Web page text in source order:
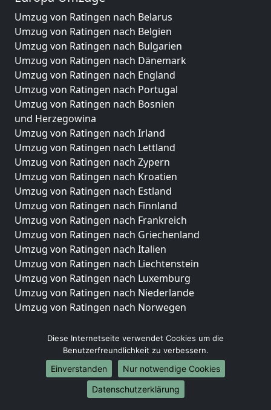
Umzug von Ratingen nach Belarus
Umzug von Ratingen nach Belgien
Umzug von Ratingen nach Bulgarien
Umzug von Ratingen nach Dänemark
Umzug von Ratingen nach England
Umzug von Ratingen nach Portugal
Umzug von Ratingen nach Bosnien
und Herzegowina
Umzug von Ratingen nach Irland
Umzug von Ratingen nach Lettland
Umzug von Ratingen nach Zypern
Umzug von Ratingen nach Kroatien
Umzug von Ratingen nach Estland
Umzug von Ratingen nach Finnland
Umzug von Ratingen nach Frankreich
Umzug von Ratingen nach Griechenland
Umzug von Ratingen nach Italien
Umzug von Ratingen nach Liechtenstein
Umzug von Ratingen nach Luxemburg
Umzug von Ratingen nach Niederlande
Umzug von Ratingen nach Norwegen
Umzüge-Deutschlandweit
Umzug von Ratingen nach Berlin
Umzug von Ratingen nach Hamburg
Umzug von Ratingen nach München
Umzug von Ratingen nach Köln
Diese Internetseite verwendet Cookies um die
Benutzerfreundlichkeit zu verbessern.
Einverstanden
Nur notwendige Cookies
Datenschutzerklärung